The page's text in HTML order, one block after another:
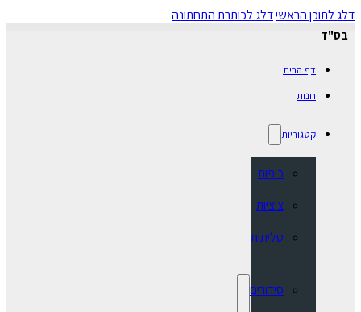
דלג לתוכן הראשידלג לכותרת התחתונה
בס"ד
דף הבית
חנות
קטגוריות
כיפות
ציציות
טליתות
סידורים